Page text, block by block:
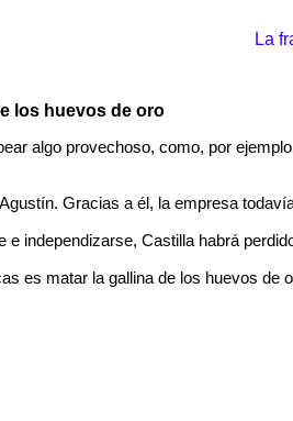
La
los huevos de oro
algo provechoso, como, por
Gracias a él, la empresa
e independizarse, Castilla habrá
es matar la gallina de los huevos de